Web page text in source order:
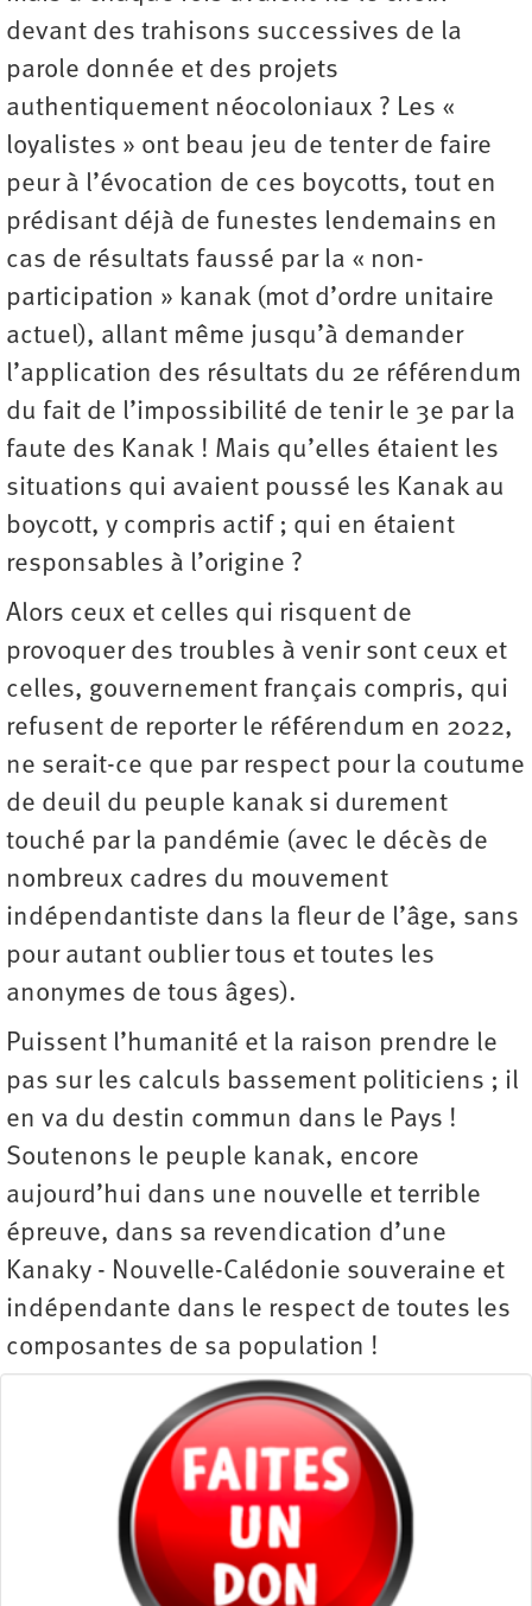
devant des trahisons successives de la
parole donnée et des projets
authentiquement néocoloniaux ? Les «
loyalistes » ont beau jeu de tenter de faire
peur à l’évocation de ces boycotts, tout en
prédisant déjà de funestes lendemains en
cas de résultats faussé par la « non-
participation » kanak (mot d’ordre unitaire
actuel), allant même jusqu’à demander
l’application des résultats du 2e référendum
du fait de l’impossibilité de tenir le 3e par la
faute des Kanak ! Mais qu’elles étaient les
situations qui avaient poussé les Kanak au
boycott, y compris actif ; qui en étaient
responsables à l’origine ?
Alors ceux et celles qui risquent de
provoquer des troubles à venir sont ceux et
celles, gouvernement français compris, qui
refusent de reporter le référendum en 2022,
ne serait-ce que par respect pour la coutume
de deuil du peuple kanak si durement
touché par la pandémie (avec le décès de
nombreux cadres du mouvement
indépendantiste dans la fleur de l’âge, sans
pour autant oublier tous et toutes les
anonymes de tous âges).
Puissent l’humanité et la raison prendre le
pas sur les calculs bassement politiciens ; il
en va du destin commun dans le Pays !
Soutenons le peuple kanak, encore
aujourd’hui dans une nouvelle et terrible
épreuve, dans sa revendication d’une
Kanaky - Nouvelle-Calédonie souveraine et
indépendante dans le respect de toutes les
composantes de sa population !